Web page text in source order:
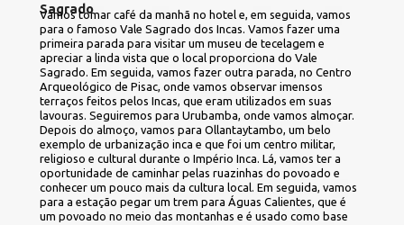
Sagrado
Vamos tomar café da manhã no hotel e, em seguida, vamos
para o famoso Vale Sagrado dos Incas. Vamos fazer uma
primeira parada para visitar um museu de tecelagem e
apreciar a linda vista que o local proporciona do Vale
Sagrado. Em seguida, vamos fazer outra parada, no Centro
Arqueológico de Pisac, onde vamos observar imensos
terraços feitos pelos Incas, que eram utilizados em suas
lavouras. Seguiremos para Urubamba, onde vamos almoçar.
Depois do almoço, vamos para Ollantaytambo, um belo
exemplo de urbanização inca e que foi um centro militar,
religioso e cultural durante o Império Inca. Lá, vamos ter a
oportunidade de caminhar pelas ruazinhas do povoado e
conhecer um pouco mais da cultura local. Em seguida, vamos
para a estação pegar um trem para Águas Calientes, que é
um povoado no meio das montanhas e é usado como base